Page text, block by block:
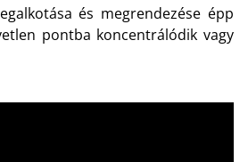
és megrendezése épp
pontba koncentrálódik vagy